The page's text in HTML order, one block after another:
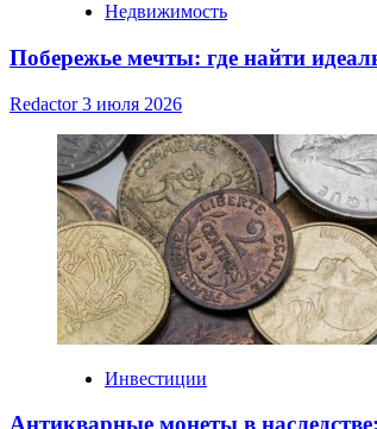
Недвижимость
Побережье мечты: где найти
Redactor3 июля 2026
Инвестиции
Антикварные монеты в